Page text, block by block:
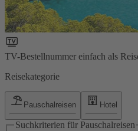
TV-Bestellnummer einfach als
Reisekategorie
Pauschalreisen Hotel
Suchkriterien für Pauschalreisen